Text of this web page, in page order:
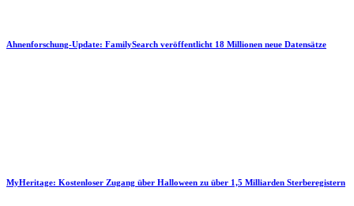
Ahnenforschung-Update: FamilySearch veröffentlicht 18 Millionen neue Datensätze
MyHeritage: Kostenloser Zugang über Halloween zu über 1,5 Milliarden Sterberegistern